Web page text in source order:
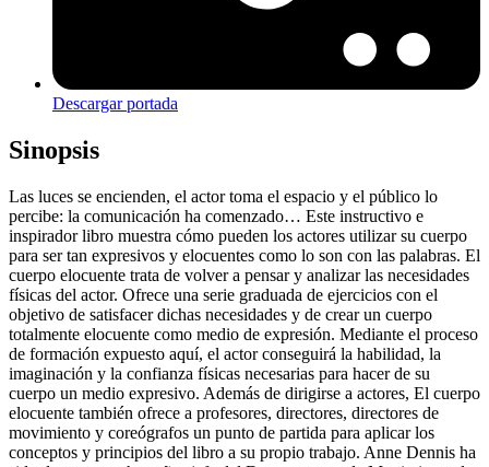
Descargar portada
Sinopsis
Las luces se encienden, el actor toma el espacio y el público lo
percibe: la comunicación ha comenzado… Este instructivo e
inspirador libro muestra cómo pueden los actores utilizar su cuerpo
para ser tan expresivos y elocuentes como lo son con las palabras. El
cuerpo elocuente trata de volver a pensar y analizar las necesidades
físicas del actor. Ofrece una serie graduada de ejercicios con el
objetivo de satisfacer dichas necesidades y de crear un cuerpo
totalmente elocuente como medio de expresión. Mediante el proceso
de formación expuesto aquí, el actor conseguirá la habilidad, la
imaginación y la confianza físicas necesarias para hacer de su
cuerpo un medio expresivo. Además de dirigirse a actores, El cuerpo
elocuente también ofrece a profesores, directores, directores de
movimiento y coreógrafos un punto de partida para aplicar los
conceptos y principios del libro a su propio trabajo. Anne Dennis ha